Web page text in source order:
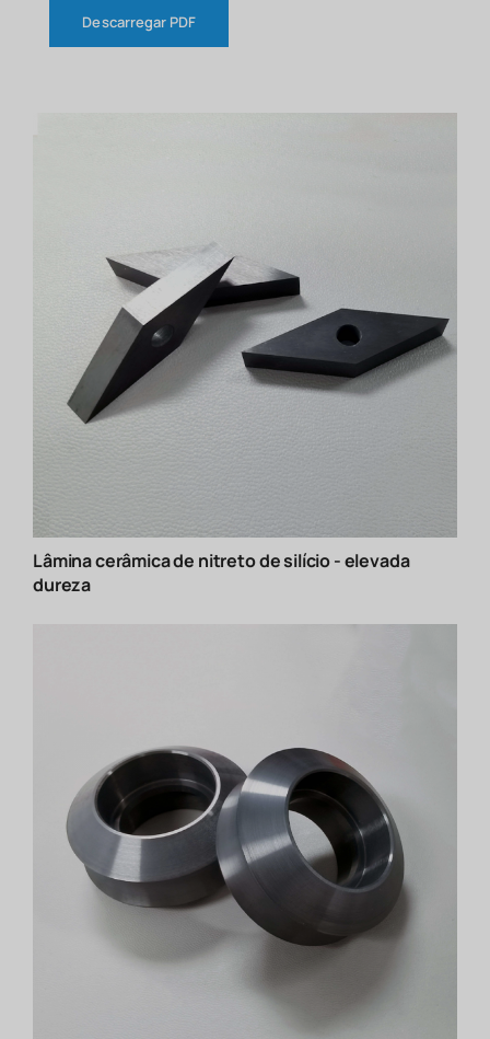
Descarregar PDF
Lâmina cerâmica de nitreto de silício - elevada
dureza